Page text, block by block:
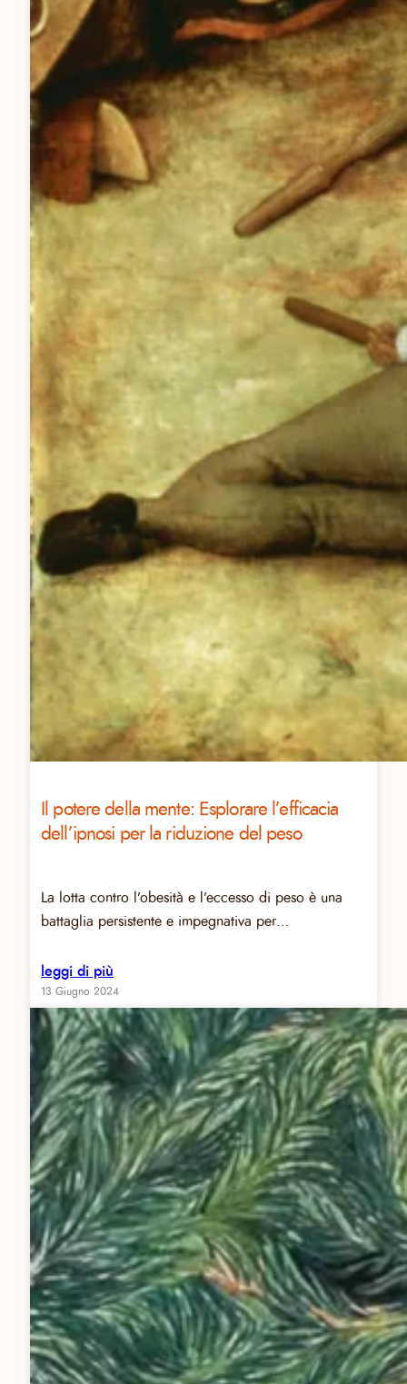
Il potere della mente: Esplorare l’efficacia
dell’ipnosi per la riduzione del peso
La lotta contro l’obesità e l’eccesso di peso è una
battaglia persistente e impegnativa per…
leggi di più
13 Giugno 2024